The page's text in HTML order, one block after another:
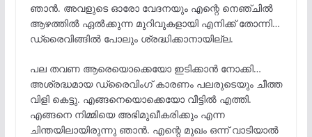
ഞാൻ. അവളുടെ ഓരോ വേദനയും എന്റെ നെഞ്ചിൽ
ആഴത്തിൽ ഏൽക്കുന്ന മുറിവുകളായി എനിക്ക് തോന്നി…
ഡ്രൈവിങ്ങിൽ പോലും ശ്രദ്ധിക്കാനായില്ല.
പല തവണ ആരെയൊക്കെയോ ഇടിക്കാൻ നോക്കി…
അശ്രദ്ധമായ ഡ്രൈവിംഗ് കാരണം പലരുടെയും ചീത്ത
വിളി കെട്ടു. എങ്ങനെയൊക്കെയോ വീട്ടിൽ എത്തി.
എങ്ങനെ നിമ്മിയെ അഭിമുഖീകരിക്കും എന്ന
ചിന്തയിലായിരുന്നു ഞാൻ. എന്റെ മുഖം ഒന്ന് വാടിയാൽ